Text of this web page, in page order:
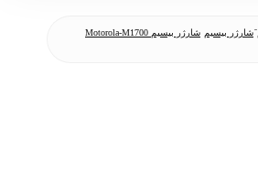
َشارژر بیسیم
شارژر بیسیم Motorola-M1700